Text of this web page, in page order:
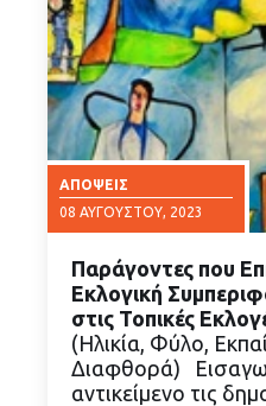
ΑΠΌΨΕΙΣ
08 ΑΥΓΟΎΣΤΟΥ, 2023
ΔΙΑΒΑΣΤΕ
Παράγοντες που
Εκλογική
στις Τοπικές
(Ηλικία, Φύλο,
Διαφθορά)
αντικείμενο τις